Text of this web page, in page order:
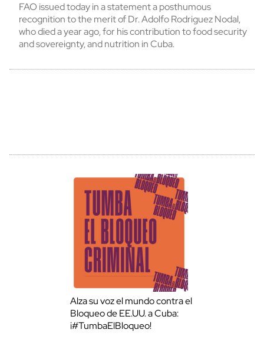
FAO issued today in a statement a posthumous
recognition to the merit of Dr. Adolfo Rodriguez Nodal,
who died a year ago, for his contribution to food security
and sovereignty, and nutrition in Cuba.
Alza su voz el mundo contra el
Bloqueo de EE.UU. a Cuba:
¡#TumbaElBloqueo!